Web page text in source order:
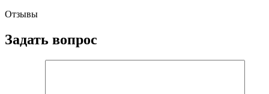
Отзывы
Задать вопрос